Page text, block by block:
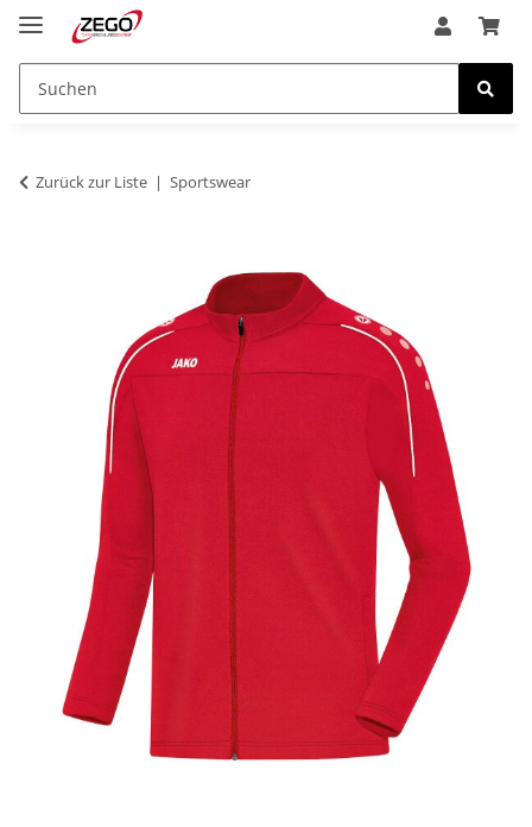
Zurück zur Liste Sportswear